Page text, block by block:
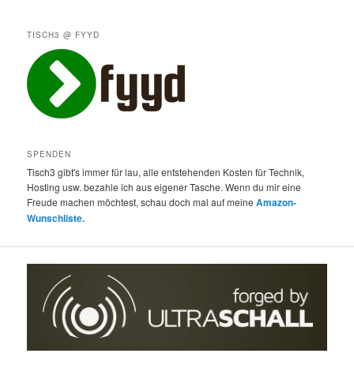
TISCH3 @ FYYD
SPENDEN
Tisch3 gibt's immer für lau, alle entstehenden Kosten für Technik,
Hosting usw. bezahle ich aus eigener Tasche. Wenn du mir eine
Freude machen möchtest, schau doch mal auf meineAmazon-
Wunschliste.